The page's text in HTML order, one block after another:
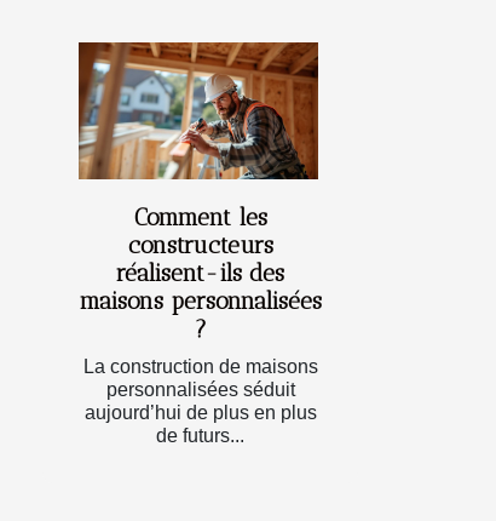
Comment les
constructeurs
réalisent-ils des
maisons personnalisées
?
La construction de maisons
personnalisées séduit
aujourd’hui de plus en plus
de futurs...